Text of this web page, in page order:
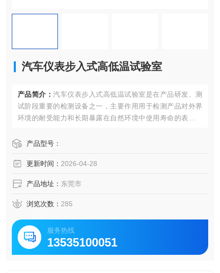
汽车仪表步入式高低温试验室
产品简介： 汽车仪表步入式高低温试验室是在产品研发、测
试阶段重要的检测设备之一，主要作用用于检测产品对外界
环境的耐受能力和长期暴露在自然环境中使用寿命的表现，
使用寿命，常应用于国防工业、航天工业、自动化零组件汽
耐热、耐寒测试。
产品型号：
更新时间： 2026-04-28
产品地址： 东莞市
浏览次数： 285
服务热线
13535100051